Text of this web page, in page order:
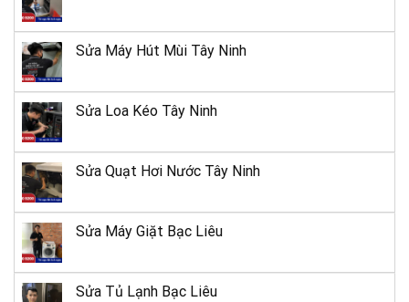
Sửa Máy Hút Mùi Tây Ninh
Sửa Loa Kéo Tây Ninh
Sửa Quạt Hơi Nước Tây Ninh
Sửa Máy Giặt Bạc Liêu
Sửa Tủ Lạnh Bạc Liêu